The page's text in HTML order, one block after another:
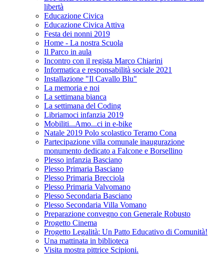
libertà
Educazione Civica
Educazione Civica Attiva
Festa dei nonni 2019
Home - La nostra Scuola
Il Parco in aula
Incontro con il regista Marco Chiarini
Informatica e responsabilità sociale 2021
Installazione "Il Cavallo Blu"
La memoria e noi
La settimana bianca
La settimana del Coding
Libriamoci infanzia 2019
Mobiliti...Amo...ci in e-bike
Natale 2019 Polo scolastico Teramo Cona
Partecipazione villa comunale inaugurazione
monumento dedicato a Falcone e Borsellino
Plesso infanzia Basciano
Plesso Primaria Basciano
Plesso Primaria Brecciola
Plesso Primaria Valvomano
Plesso Secondaria Basciano
Plesso Secondaria Villa Vomano
Preparazione convegno con Generale Robusto
Progetto Cinema
Progetto Legalità: Un Patto Educativo di Comunità!
Una mattinata in biblioteca
Visita mostra pittrice Scipioni.